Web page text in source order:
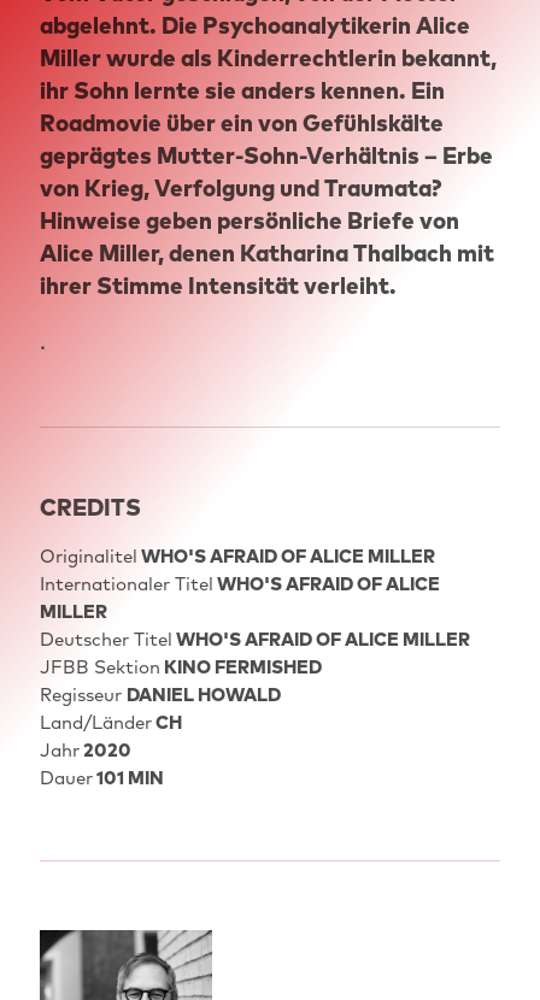
abgelehnt. Die Psychoanalytikerin Alice
Miller wurde als Kinderrechtlerin bekannt,
ihr Sohn lernte sie anders kennen. Ein
Roadmovie über ein von Gefühlskälte
geprägtes Mutter-Sohn-Verhältnis – Erbe
von Krieg, Verfolgung und Traumata?
Hinweise geben persönliche Briefe von
Alice Miller, denen Katharina Thalbach mit
ihrer Stimme Intensität verleiht.
.
CREDITS
Originalitel WHO'S AFRAID OF ALICE MILLER
Internationaler Titel WHO'S AFRAID OF ALICE
MILLER
Deutscher Titel WHO'S AFRAID OF ALICE MILLER
JFBB Sektion KINO FERMISHED
Regisseur DANIEL HOWALD
Land/LänderCH
Jahr2020
Dauer101 MIN